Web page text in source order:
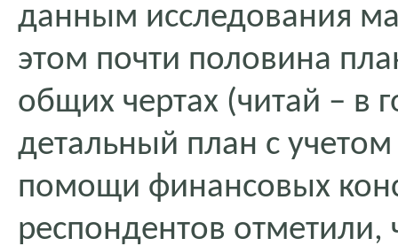
данным исследования
этом почти половина
общих чертах (читай – в
детальный план с
помощи финансовых
респондентов